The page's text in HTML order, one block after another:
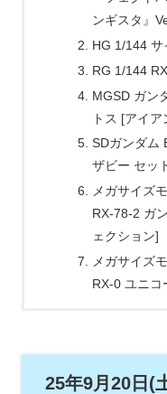
ンギスタ』
HG 1/144 サ
RG 1/144
MGSD ガン
トス [アイ
SDガンダム
ザビー セッ
メガサイズ
RX-78-2 ガ
ェクション]
メガサイズ
RX-0 ユニコ
25年9月20日(